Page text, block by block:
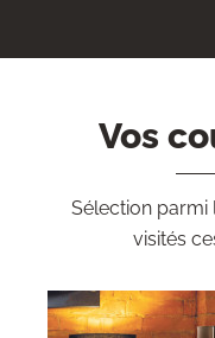
Vos
Sélection parmi
visités